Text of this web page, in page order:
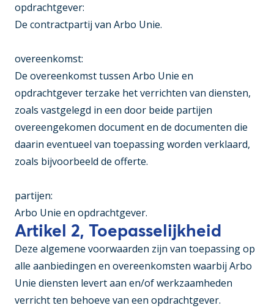
opdrachtgever:
De contractpartij van Arbo Unie.
overeenkomst:
De overeenkomst tussen Arbo Unie en
opdrachtgever terzake het verrichten van diensten,
zoals vastgelegd in een door beide partijen
overeengekomen document en de documenten die
daarin eventueel van toepassing worden verklaard,
zoals bijvoorbeeld de offerte.
partijen:
Arbo Unie en opdrachtgever.
Artikel 2, Toepasselijkheid
Deze algemene voorwaarden zijn van toepassing op
alle aanbiedingen en overeenkomsten waarbij Arbo
Unie diensten levert aan en/of werkzaamheden
verricht ten behoeve van een opdrachtgever.